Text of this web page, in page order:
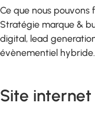
Ce que nous pouvons
Stratégie marque &
digital, lead
évènementiel hybride.
Site internet